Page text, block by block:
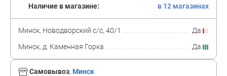
Самовывоз, Минск
Наличие в магазине: в 12 магазинах
Минск, Новодворский с/с, 40/1
Да
Минск, д. Каменная Горка
Да